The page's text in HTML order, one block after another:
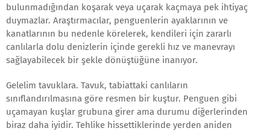
bulunmadığından koşarak veya uçarak kaçmaya pek ihtiyaç
duymazlar. Araştırmacılar, penguenlerin ayaklarının ve
kanatlarının bu nedenle körelerek, kendileri için zararlı
canlılarla dolu denizlerin içinde gerekli hız ve manevrayı
sağlayabilecek bir şekle dönüştüğüne inanıyor.
Gelelim tavuklara. Tavuk, tabiattaki canlıların
sınıflandırılmasına göre resmen bir kuştur. Penguen gibi
uçamayan kuşlar grubuna girer ama durumu diğerlerinden
biraz daha iyidir. Tehlike hissettiklerinde yerden aniden